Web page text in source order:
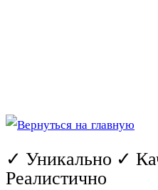
✓ Уникально ✓
Реалистично